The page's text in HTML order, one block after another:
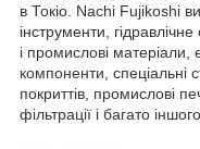
в Токіо. Nachi Fujikoshi
інструменти,
і промислові
компоненти, спеціальні
покриттів, промислові
фільтрації і багато іншого.